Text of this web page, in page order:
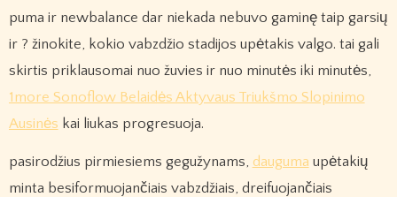
puma ir newbalance dar niekada nebuvo gaminę taip garsių
ir ? žinokite, kokio vabzdžio stadijos upėtakis valgo. tai gali
skirtis priklausomai nuo žuvies ir nuo minutės iki minutės,
1more Sonoflow Belaidės Aktyvaus Triukšmo Slopinimo
Ausinės kai liukas progresuoja.
pasirodžius pirmiesiems gegužynams, dauguma upėtakių
minta besiformuojančiais vabzdžiais, dreifuojančiais